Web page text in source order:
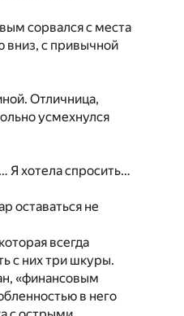
сорвался с места
вниз, с привычной
Отличница,
усмехнулся
Я хотела спросить…
оставаться не
всегда
с них три шкуры.
«финансовым
в него